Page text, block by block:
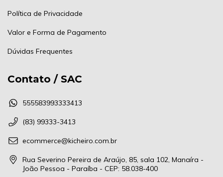
Política de Privacidade
Valor e Forma de Pagamento
Dúvidas Frequentes
Contato / SAC
555583993333413
(83) 99333-3413
ecommerce@kicheiro.com.br
Rua Severino Pereira de Araújo, 85, sala 102, Manaíra -
João Pessoa - Paraíba - CEP: 58.038-400